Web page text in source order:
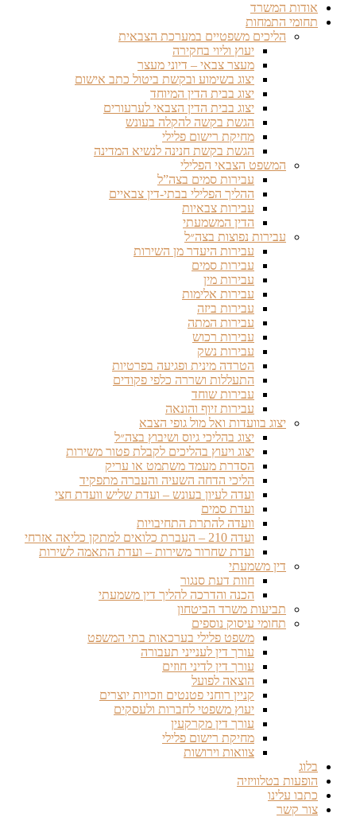
אודות המשרד
תחומי התמחות
הליכים משפטיים במערכת הצבאית
יעוץ וליוי בחקירה
מעצר צבאי – דיוני מעצר
יצוג בשימוע ובקשת ביטול כתב אישום
יצוג בבית הדין המיוחד
יצוג בבית הדין הצבאי לערעורים
הגשת בקשה להקלה בעונש
מחיקת רישום פלילי
הגשת בקשת חנינה לנשיא המדינה
המשפט הצבאי הפלילי
עבירות סמים בצה”ל
ההליך הפלילי בבתי-דין צבאיים
עבירות צבאיות
הדין המשמעתי
עבירות נפוצות בצה״ל
עבירות היעדר מן השירות
עבירות סמים
עבירות מין
עבירות אלימות
עבירות ביזה
עבירות המתה
עבירות רכוש
עבירות נשק
הטרדה מינית ופגיעה בפרטיות
התעללות ושררה כלפי פקודים
עבירות שוחד
עבירות זיוף והונאה
יצוג בוועדות ואל מול גופי הצבא
יצוג בהליכי גיוס ושיבוץ בצה״ל
יצוג ויעוץ בהליכים לקבלת פטור משירות
הסדרת מעמד משתמט או עריק
הליכי הדחה השעיה והעברה מתפקיד
ועדה לעיון בעונש – ועדת שליש וועדת חצי
ועדת סמים
וועדה להתרת התחיבויות
ועדה 210 – העברת כלואים למתקן כליאה אזרחי
ועדת שחרור משירות – ועדת התאמה לשירות
דין משמעתי
חוות דעת סנגור
הכנה והדרכה להליך דין משמעתי
תביעות משרד הביטחון
תחומי עיסוק נוספים
משפט פלילי בערכאות בתי המשפט
עורך דין לענייני תעבורה
עורך דין לדיני חוזים
הוצאה לפועל
קניין רוחני פטנטים וזכויות יוצרים
יעוץ משפטי לחברות ולעסקים
עורך דין מקרקעין
מחיקת רישום פלילי
צוואות וירושות
בלוג
הופעות בטלוויזיה
כתבו עלינו
צור קשר